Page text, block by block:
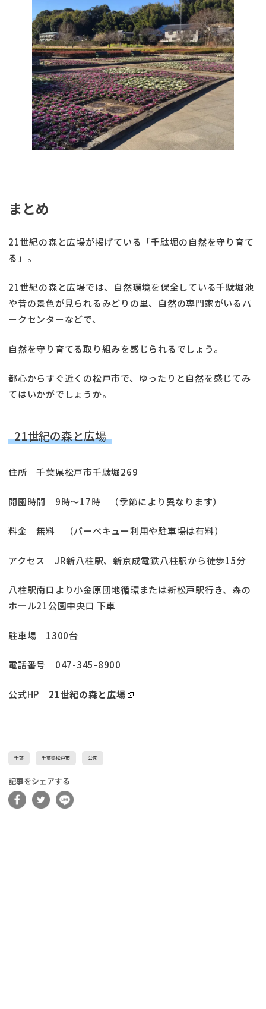
まとめ
21世紀の森と広場が掲げている「千駄堀の自然を守り育て
る」。
21世紀の森と広場では、自然環境を保全している千駄堀池
や昔の景色が見られるみどりの里、自然の専門家がいるパ
ークセンターなどで、
自然を守り育てる取り組みを感じられるでしょう。
都心からすぐ近くの松戸市で、ゆったりと自然を感じてみ
てはいかがでしょうか。
21世紀の森と広場
住所 千葉県松戸市千駄堀269
開園時間 9時～17時 （季節により異なります）
料金 無料 （バーベキュー利用や駐車場は有料）
アクセス JR新八柱駅、新京成電鉄八柱駅から徒歩15分
八柱駅南口より小金原団地循環または新松戸駅行き、森の
ホール21公園中央口 下車
駐車場 1300台
電話番号 047-345-8900
公式HP 21世紀の森と広場
千葉 千葉県松戸市 公園
記事をシェアする